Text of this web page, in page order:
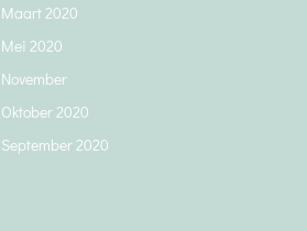
Maart 2020
Mei 2020
November
Oktober 2020
September 2020